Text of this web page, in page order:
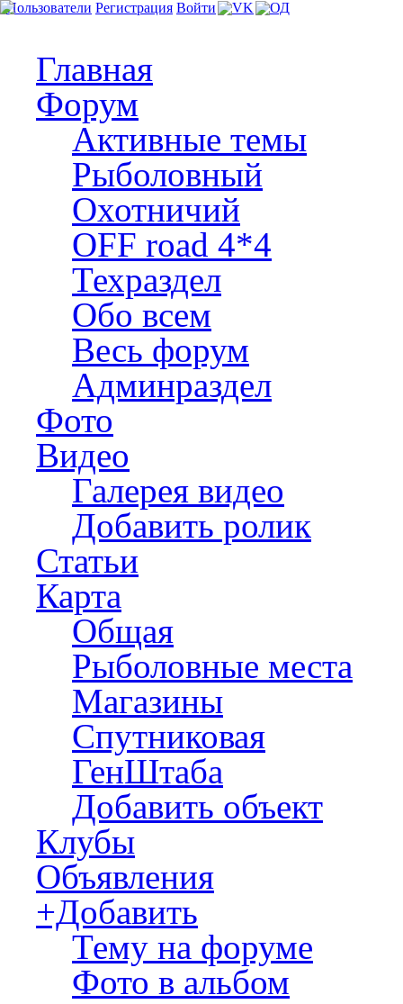
Пользователи Регистрация Войти
Главная
Форум
Активные темы
Рыболовный
Охотничий
OFF road 4*4
Техраздел
Обо всем
Весь форум
Админраздел
Фото
Видео
Галерея видео
Добавить ролик
Статьи
Карта
Общая
Рыболовные места
Магазины
Спутниковая
ГенШтаба
Добавить объект
Клубы
Объявления
+Добавить
Тему на форуме
Фото в альбом